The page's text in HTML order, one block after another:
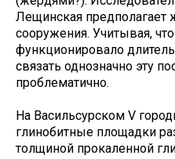
Лещинская предполагает
сооружения. Учитывая,
функционировало
связать однозначно эту
проблематично.
На Васильсурском V
глинобитные площадки
толщиной прокаленной